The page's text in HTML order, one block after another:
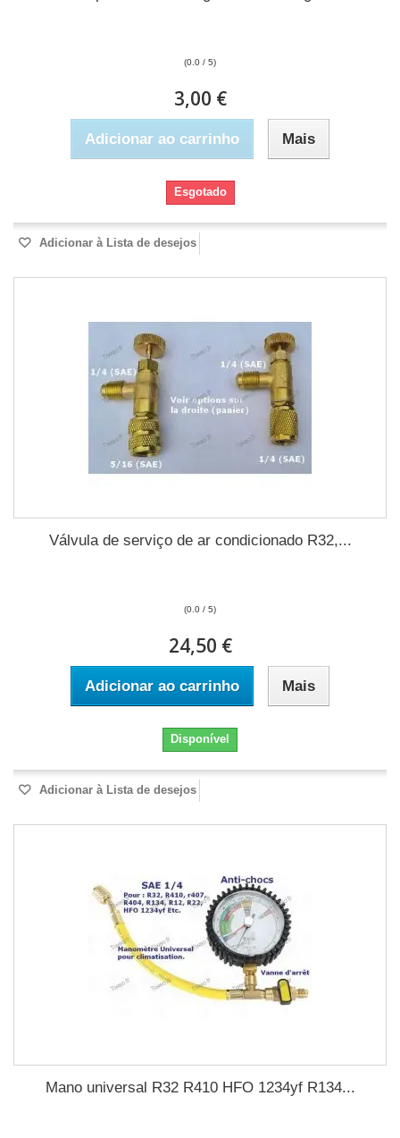
(0.0 / 5)
3,00 €
Adicionar ao carrinho Mais
Esgotado
Adicionar à Lista de desejos
Válvula de serviço de ar condicionado R32,...
(0.0 / 5)
24,50 €
Adicionar ao carrinho Mais
Disponível
Adicionar à Lista de desejos
Mano universal R32 R410 HFO 1234yf R134...